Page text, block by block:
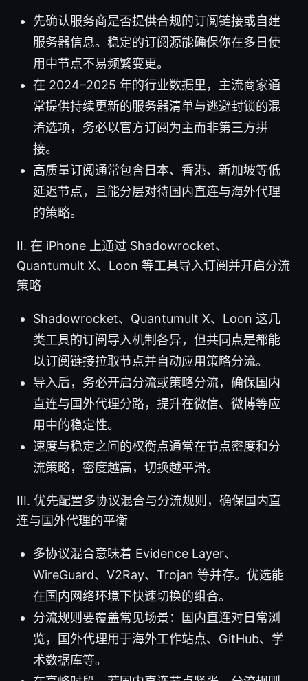
先确认服务商是否提供合规的订阅链接或自建
服务器信息。稳定的订阅源能确保你在多日使
用中节点不易频繁变更。
在 2024–2025 年的行业数据里，主流商家通
常提供持续更新的服务器清单与逃避封锁的混
淆选项，务必以官方订阅为主而非第三方拼
接。
高质量订阅通常包含日本、香港、新加坡等低
延迟节点，且能分层对待国内直连与海外代理
的策略。
II. 在 iPhone 上通过 Shadowrocket、
Quantumult X、Loon 等工具导入订阅并开启分流
策略
Shadowrocket、Quantumult X、Loon 这几
类工具的订阅导入机制各异，但共同点是都能
以订阅链接拉取节点并自动应用策略分流。
导入后，务必开启分流或策略分流，确保国内
直连与国外代理分路，提升在微信、微博等应
用中的稳定性。
速度与稳定之间的权衡点通常在节点密度和分
流策略，密度越高，切换越平滑。
III. 优先配置多协议混合与分流规则，确保国内直
连与国外代理的平衡
多协议混合意味着 Evidence Layer、
WireGuard、V2Ray、Trojan 等并存。优选能
在国内网络环境下快速切换的组合。
分流规则要覆盖常见场景：国内直连对日常浏
览，国外代理用于海外工作站点、GitHub、学
术数据库等。